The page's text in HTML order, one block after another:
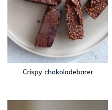
Crispy chokoladebarer